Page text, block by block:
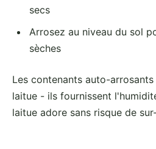
secs
Arrosez au niveau du sol
sèches
Les contenants auto-
laitue - ils fournissent
laitue adore sans risque de